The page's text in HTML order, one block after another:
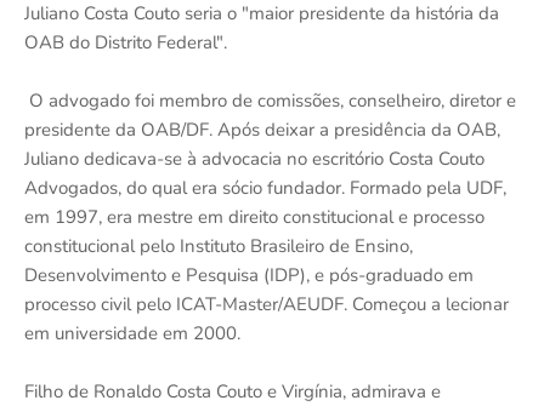
Juliano Costa Couto seria o "maior presidente da história da
OAB do Distrito Federal".
O advogado foi membro de comissões, conselheiro, diretor e
presidente da OAB/DF. Após deixar a presidência da OAB,
Juliano dedicava-se à advocacia no escritório Costa Couto
Advogados, do qual era sócio fundador. Formado pela UDF,
em 1997, era mestre em direito constitucional e processo
constitucional pelo Instituto Brasileiro de Ensino,
Desenvolvimento e Pesquisa (IDP), e pós-graduado em
processo civil pelo ICAT-Master/AEUDF. Começou a lecionar
em universidade em 2000.
Filho de Ronaldo Costa Couto e Virgínia, admirava e